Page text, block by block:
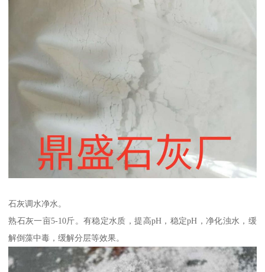
石灰调水净水。
熟石灰一亩5-10斤。有稳定水质，提高pH，稳定pH，净化浊水，缓
解倒藻中毒，缓解分层等效果。